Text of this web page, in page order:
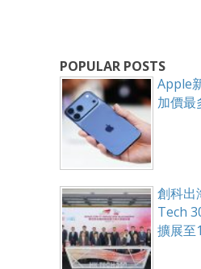
POPULAR POSTS
Apple
加價最
創科
Tech
擴展至